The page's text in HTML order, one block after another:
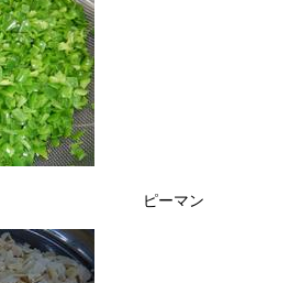
ーマン